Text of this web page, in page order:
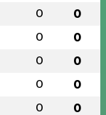
0 0
0 0
0 0
0 0
0 0